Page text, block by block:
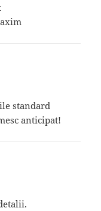
standard
anticipat!